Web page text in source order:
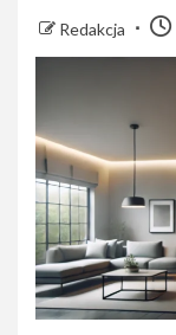
Redakcja